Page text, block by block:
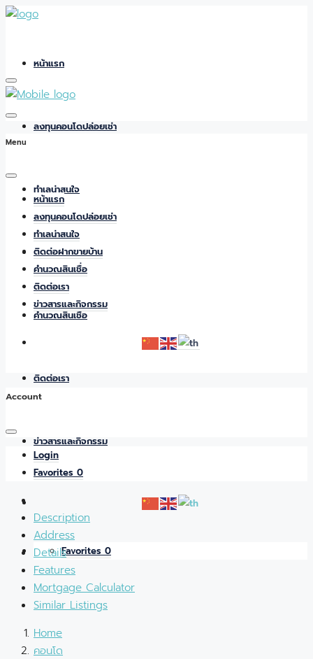
หน้าแรก
ลงทุนคอนโดปล่อยเช่า
ทำเลน่าสนใจ
ติดต่อฝากขายบ้าน
คำนวณสินเชื่อ
ติดต่อเรา
ข่าวสารและกิจกรรม
Favorites 0
Menu
หน้าแรก
ลงทุนคอนโดปล่อยเช่า
ทำเลน่าสนใจ
ติดต่อฝากขายบ้าน
คำนวณสินเชื่อ
ติดต่อเรา
ข่าวสารและกิจกรรม
Account
Login
Favorites 0
Description
Address
Details
Features
Mortgage Calculator
Similar Listings
Home
คอนโด